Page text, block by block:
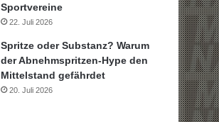
Sportvereine
22. Juli 2026
Spritze oder Substanz? Warum
der Abnehmspritzen-Hype den
Mittelstand gefährdet
20. Juli 2026